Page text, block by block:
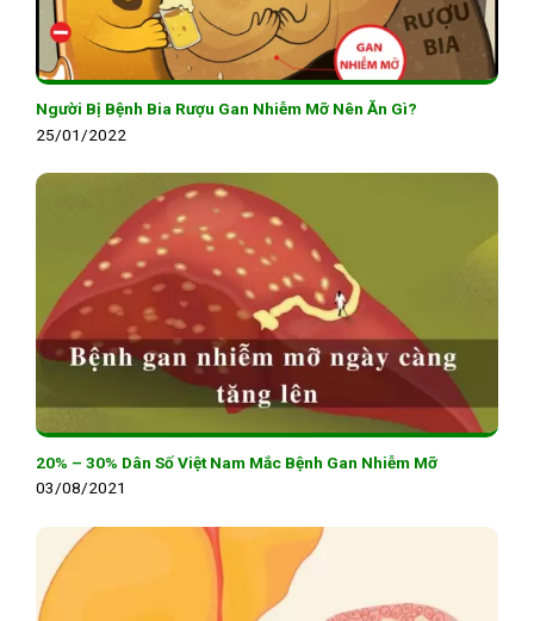
Người Bị Bệnh Bia Rượu Gan Nhiễm Mỡ Nên Ăn Gì?
25/01/2022
20% – 30% Dân Số Việt Nam Mắc Bệnh Gan Nhiễm Mỡ
03/08/2021